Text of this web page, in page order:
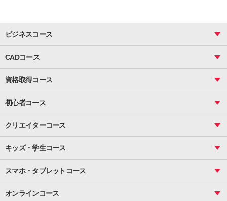
ビジネスコース
関数
ピボットテーブル
マクロ
資料作成（基礎）
資料作成（応用）
Word
文書作成（応用）
CADコース
図面作成（基礎）
図面作成（応用）
資格取得コース
ビジネス統計
CS
サーティファイ
初心者コース
インターネット活用
メール活用
クリエイターコース
基礎
応用
Illustrator
基礎
応用
キッズ・学生コース
プライマリー（年長～小２）
スタンダード（小３～小６）
マインクラフト（年長～小６）
スマホ・タブレットコース
オンラインコース